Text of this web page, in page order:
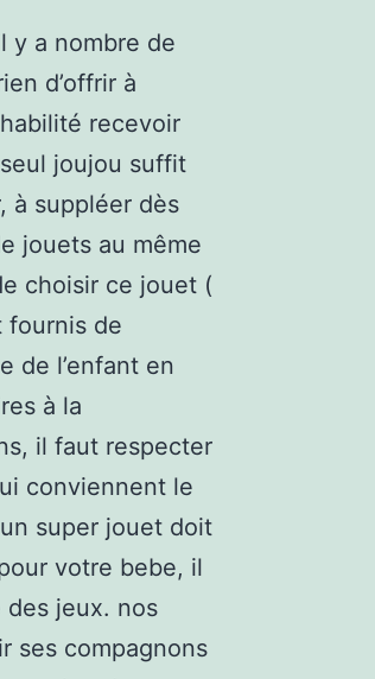
y a nombre de
d’offrir à
habilité recevoir
joujou suffit
à suppléer dès
jouets au même
choisir ce jouet (
fournis de
de l’enfant en
à la
il faut respecter
conviennent le
super jouet doit
votre bebe, il
des jeux. nos
ses compagnons